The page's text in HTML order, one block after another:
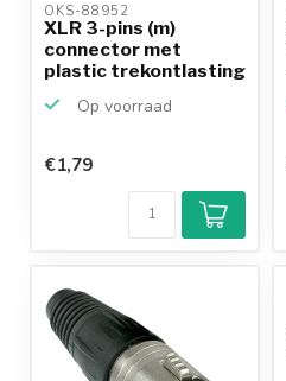
OKS-88952
XLR 3-pins (m)
connector met
plastic trekontlasting
Op voorraad
€1,79